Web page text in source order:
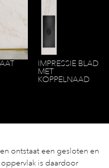
IMPRESSIE BLAD
MET
KOPPELNAAD
ontstaat een gesloten en
is daardoor